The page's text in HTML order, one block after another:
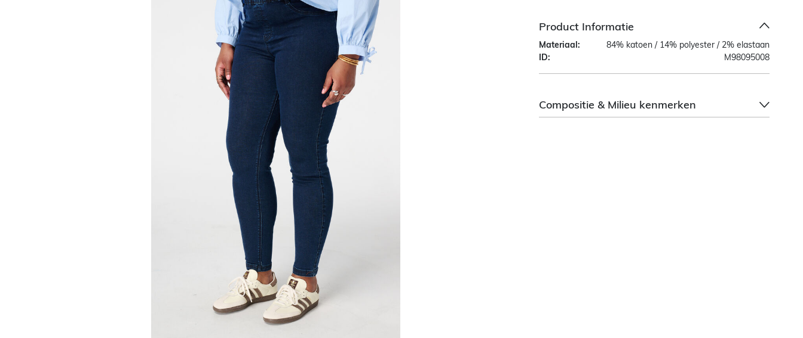
Product Informatie
Materiaal:
84% katoen / 14% polyester / 2% elastaan
ID:
M98095008
Compositie & Milieu kenmerken